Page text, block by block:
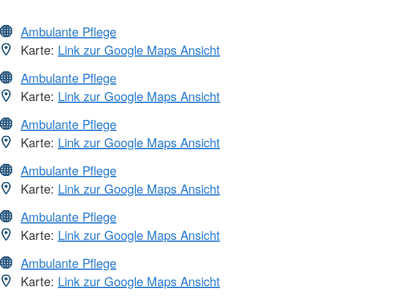
Ambulante Pflege
Karte: Link zur Google Maps Ansicht
Ambulante Pflege
Karte: Link zur Google Maps Ansicht
Ambulante Pflege
Karte: Link zur Google Maps Ansicht
Ambulante Pflege
Karte: Link zur Google Maps Ansicht
Ambulante Pflege
Karte: Link zur Google Maps Ansicht
Ambulante Pflege
Karte: Link zur Google Maps Ansicht